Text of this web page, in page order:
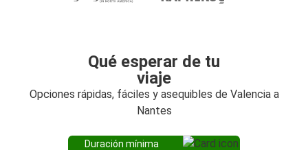
Qué esperar de tu
viaje
Opciones rápidas, fáciles y asequibles de Valencia a
Nantes
Duración mínima